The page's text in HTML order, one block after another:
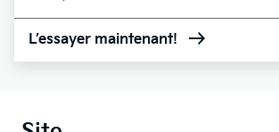
L’essayer maintenant!